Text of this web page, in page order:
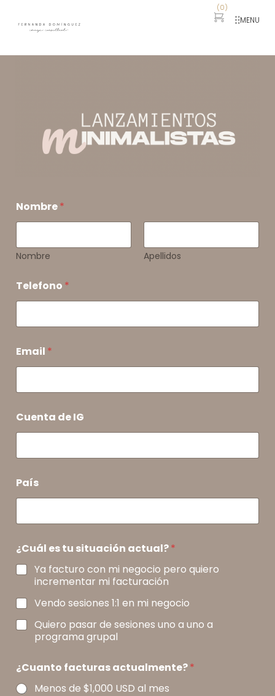
(0)
MENU
Nombre*
Nombre Apellidos
Telefono *
Email *
Cuenta de IG
País
¿Cuál es tu situación actual?*
Ya facturo con mi negocio pero quiero
incrementar mi facturación
Vendo sesiones 1:1 en mi negocio
Quiero pasar de sesiones uno a uno a
programa grupal
¿Cuanto facturas actualmente?*
Menos de $1,000 USD al mes